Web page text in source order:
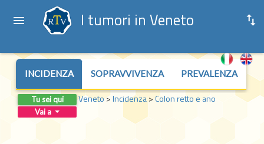
I tumori in Veneto
INCIDENZA SOPRAVVIVENZA PREVALENZA
Tu sei qui Veneto>Incidenza>Colon retto e ano
Vai a